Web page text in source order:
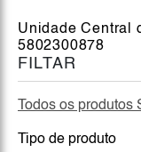
FILTAR
Todos os
Tipo de produto
Unidade Central
5802300878